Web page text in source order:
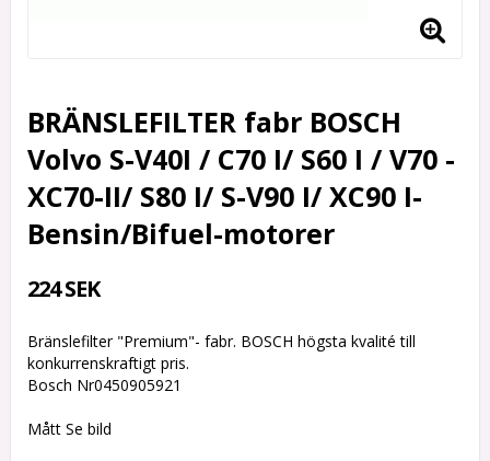
BRÄNSLEFILTER fabr BOSCH
Volvo S-V40I / C70 I/ S60 I / V70 -
XC70-II/ S80 I/ S-V90 I/ XC90 I-
Bensin/Bifuel-motorer
224 SEK
Bränslefilter "Premium"- fabr. BOSCH högsta kvalité till
konkurrenskraftigt pris.
Bosch Nr0450905921
Mått Se bild